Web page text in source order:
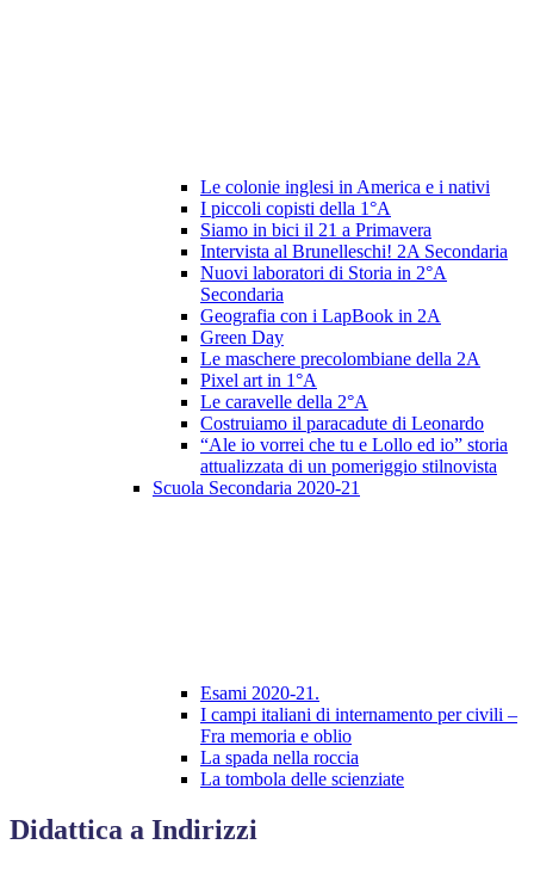
Le colonie inglesi in America e i nativi
I piccoli copisti della 1°A
Siamo in bici il 21 a Primavera
Intervista al Brunelleschi! 2A Secondaria
Nuovi laboratori di Storia in 2°A
Secondaria
Geografia con i LapBook in 2A
Green Day
Le maschere precolombiane della 2A
Pixel art in 1°A
Le caravelle della 2°A
Costruiamo il paracadute di Leonardo
“Ale io vorrei che tu e Lollo ed io” storia
attualizzata di un pomeriggio stilnovista
Scuola Secondaria 2020-21
Esami 2020-21.
I campi italiani di internamento per civili –
Fra memoria e oblio
La spada nella roccia
La tombola delle scienziate
Didattica a Indirizzi